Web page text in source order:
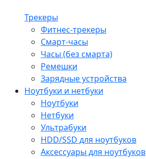
Трекеры
Фитнес-трекеры
Смарт-часы
Часы (без смарта)
Ремешки
Зарядные устройства
Ноутбуки и нетбуки
Ноутбуки
Нетбуки
Ультрабуки
HDD/SSD для ноутбуков
Аксессуары для ноутбуков